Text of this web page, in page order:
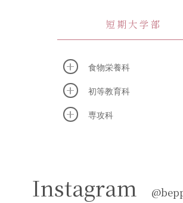
短期大学部
食物栄養科
初等教育科
専攻科
Instagram